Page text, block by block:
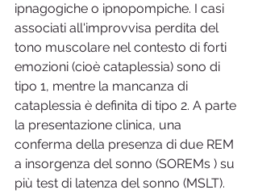
ipnagogiche o ipnopompiche. I casi
associati all'improvvisa perdita del
tono muscolare nel contesto di forti
emozioni (cioè cataplessia) sono di
tipo 1, mentre la mancanza di
cataplessia è definita di tipo 2. A parte
la presentazione clinica, una
conferma della presenza di due REM
a insorgenza del sonno (SOREMs ) su
più test di latenza del sonno (MSLT).